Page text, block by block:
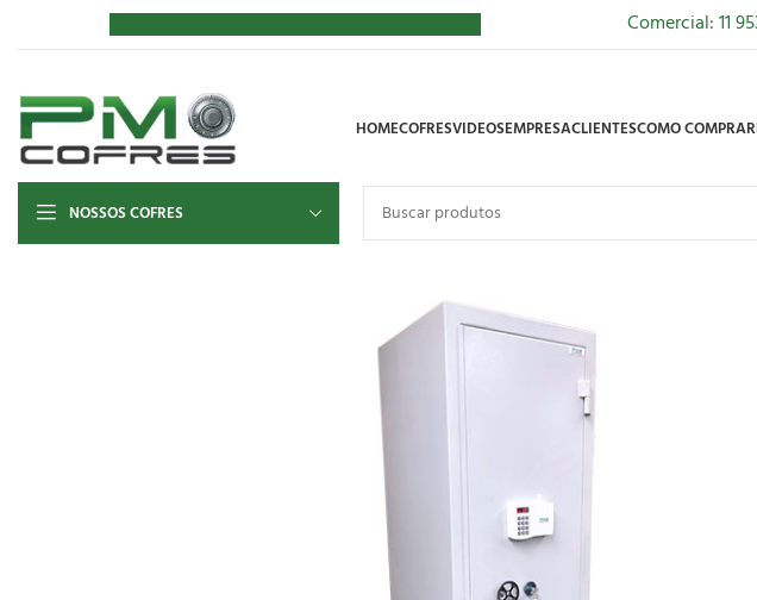
Comercial: 11
HOMECOFRESVIDEOSEMPRESACLIENTESCOMO COMPRAR
NOSSOS COFRES